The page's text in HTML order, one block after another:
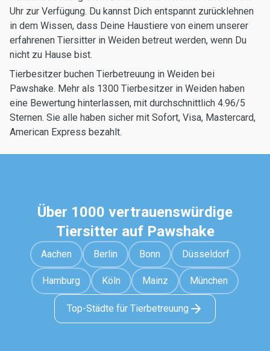
Uhr zur Verfügung. Du kannst Dich entspannt zurücklehnen
in dem Wissen, dass Deine Haustiere von einem unserer
erfahrenen Tiersitter in Weiden betreut werden, wenn Du
nicht zu Hause bist.
Tierbesitzer buchen Tierbetreuung in Weiden bei
Pawshake. Mehr als 1300 Tierbesitzer in Weiden haben
eine Bewertung hinterlassen, mit durchschnittlich 4.96/5
Sternen. Sie alle haben sicher mit Sofort, Visa, Mastercard,
American Express bezahlt.
Über 1000 vertrauenswürdige
Tiersitter auf Pawshake
Aachen Berlin Bonn Düsseldorf
Hamburg Köln Mainz München
Top-Städte für Tierbetreuung